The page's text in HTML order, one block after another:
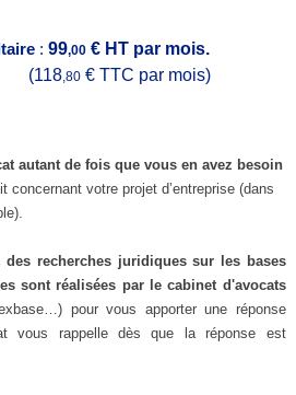
: 99,00 € HT par mois.
,80 € TTC par mois)
autant de fois que vous en avez besoin
concernant votre projet d’entreprise (dans
des recherches juridiques sur les bases
sont réalisées par le cabinet d'avocats
pour vous apporter une réponse
vous rappelle dès que la réponse est